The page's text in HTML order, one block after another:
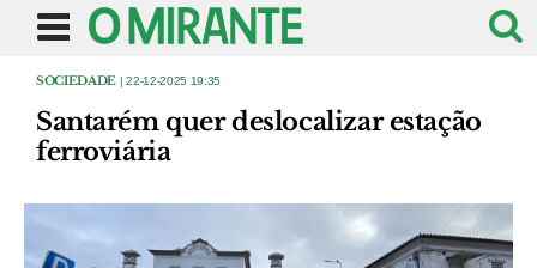
SOCIEDADE | 22-12-2025 19:35
Santarém quer deslocalizar estação
ferroviária